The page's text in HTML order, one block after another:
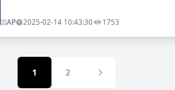
AP 2025-02-14 10:43:30 1753
1 2